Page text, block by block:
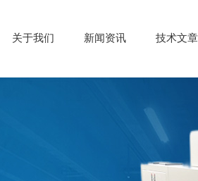
关于我们 新闻资讯 技术文章